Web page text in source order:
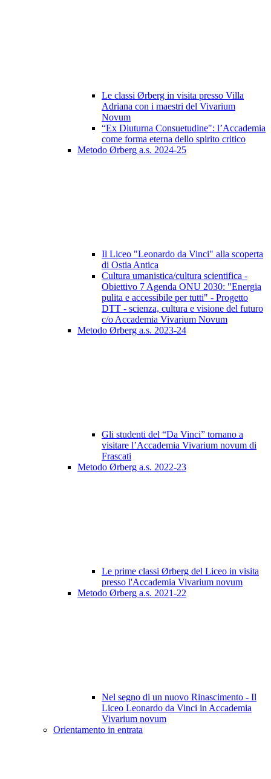
Le classi Ørberg in visita presso Villa
Adriana con i maestri del Vivarium
Novum
“Ex Diuturna Consuetudine": l’Accademia
come forma eterna dello spirito critico
Metodo Ørberg a.s. 2024-25
Il Liceo "Leonardo da Vinci" alla scoperta
di Ostia Antica
Cultura umanistica/cultura scientifica -
Obiettivo 7 Agenda ONU 2030: "Energia
pulita e accessibile per tutti" - Progetto
DTT - scienza, cultura e visione del futuro
c/o Accademia Vivarium Novum
Metodo Ørberg a.s. 2023-24
Gli studenti del “Da Vinci” tornano a
visitare l’Accademia Vivarium novum di
Frascati
Metodo Ørberg a.s. 2022-23
Le prime classi Ørberg del Liceo in visita
presso l'Accademia Vivarium novum
Metodo Ørberg a.s. 2021-22
Nel segno di un nuovo Rinascimento - Il
Liceo Leonardo da Vinci in Accademia
Vivarium novum
Orientamento in entrata